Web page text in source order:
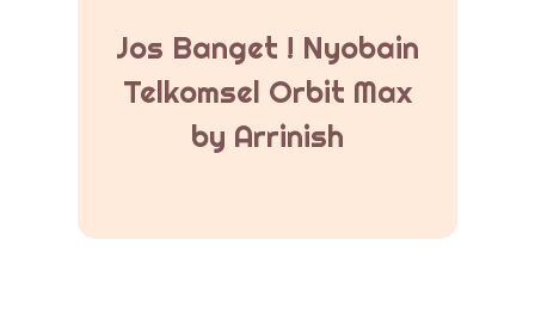
Jos Banget ! Nyobain
Telkomsel Orbit Max
by Arrinish